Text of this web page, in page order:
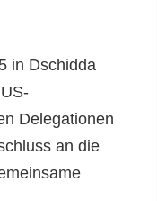
in Dschidda
Delegationen
an die